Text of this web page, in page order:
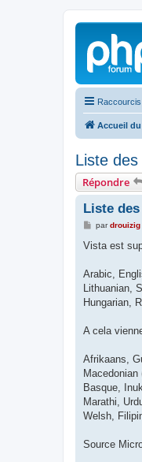
Raccourcis
Accueil
Liste
Répondre
Liste
M
s
g
pardrouizig
Vista est
Arabic,
Lithuanian,
Hungarian,
A cela
Afrikaans,
Basque,
Marathi,
Welsh,
Source